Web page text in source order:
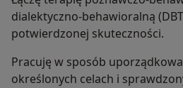
dialektyczno-behawioralną
potwierdzonej skuteczności.
Pracuję w sposób
określonych celach i